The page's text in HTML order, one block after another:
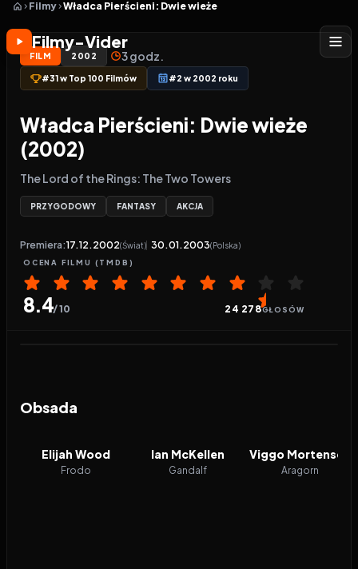
Filmy-Vider
Filmy Władca Pierścieni: Dwie wieże
FILM 2002 3 godz.
#31 w Top 100 Filmów #2 w 2002 roku
Władca Pierścieni: Dwie wieże
(2002)
The Lord of the Rings: The Two Towers
PRZYGODOWY FANTASY AKCJA
Premiera:17.12.2002(Świat) 30.01.2003(Polska)
OCENA FILMU (TMDB)
8.4/ 10 24 278GŁOSÓW
Obsada
Elijah Wood
Frodo
Ian McKellen
Gandalf
Viggo Mortensen
Aragorn